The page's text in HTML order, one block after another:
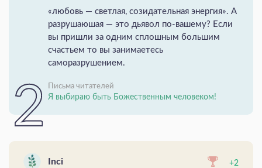
«любовь — светлая, созидательная энергия». А
разрушаюшая — это дьявол по-вашему? Если
вы пришли за одним сплошным большим
счастьем то вы занимаетесь
саморазрушением.
Письма читателей
Я выбираю быть Божественным человеком!
Inci +2